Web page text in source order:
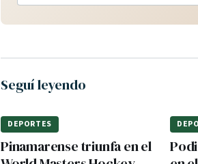
Seguí leyendo
DEPORTES
Pinamarense triunfa en el